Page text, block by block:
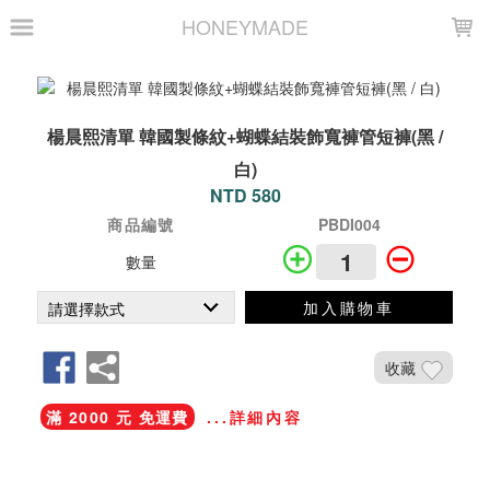
HONEYMADE
楊晨熙清單 韓國製條紋+蝴蝶結裝飾寬褲管短褲(黑 /
白)
NTD 580
商品編號
PBDI004
數量
加入購物車
收藏
滿 2000 元 免運費 ...詳細內容